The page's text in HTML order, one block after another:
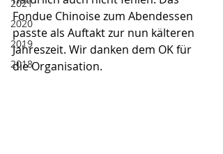
2021
2020
2019
2018
Fondue Chinoise zum Abendessen
passte als Auftakt zur nun kälteren
Jahreszeit. Wir danken dem OK für
die Organisation.